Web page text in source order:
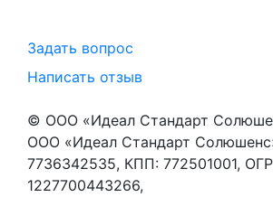
Задать вопрос
Написать отзыв
© ООО «Идеал Стандарт
ООО «Идеал Стандарт
7736342535, КПП: 772501001,
1227700443266,